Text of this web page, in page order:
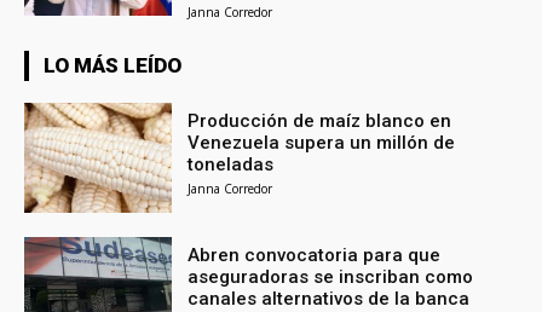
Janna Corredor
LO MÁS LEÍDO
Producción de maíz blanco en
Venezuela supera un millón de
toneladas
Janna Corredor
Abren convocatoria para que
aseguradoras se inscriban como
canales alternativos de la banca